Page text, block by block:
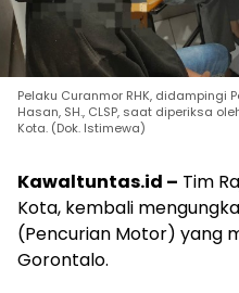
Pelaku Curanmor RHK, didampingi
Hasan, SH., CLSP, saat diperiksa
Kota. (Dok. Istimewa)
Kawaltuntas.id – Tim
Kota, kembali
(Pencurian Motor) yang
Gorontalo.